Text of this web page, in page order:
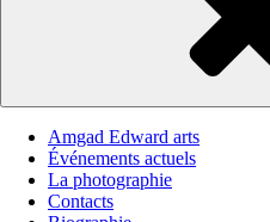
Amgad Edward arts
Événements actuels
La photographie
Contacts